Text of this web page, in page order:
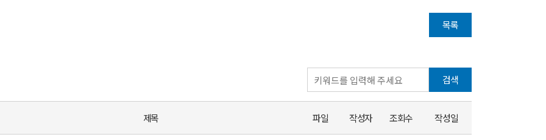
목록
검색
제목 파일 작성자 조회수 작성일